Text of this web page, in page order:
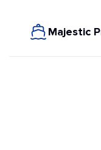
Majestic